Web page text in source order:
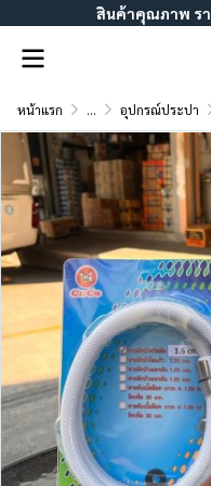
สินค้าคุณภาพ ร
หน้าแรก ... อุปกรณ์ประปา